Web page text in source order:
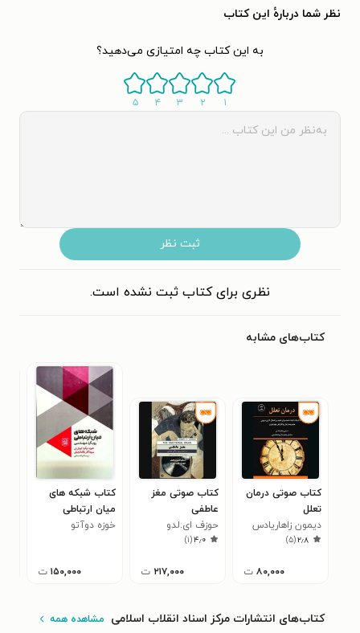
نظر شما دربارهٔ این کتاب
به این کتاب چه امتیازی می‌دهید؟
۱ ۲ ۳ ۴ ۵
ثبت نظر
نظری برای کتاب ثبت نشده است.
کتاب‌های مشابه
کتاب صوتی درمان
تعلل
دیمون زاهاریادس
۲٫۸(۵)
۸۰,۰۰۰ ت
کتاب صوتی مغز
عاطفی
حوزف ای.لدو
۴٫۰(۱)
۲۱۷,۰۰۰ ت
کتاب شبکه های
میان ارتباطی
خوزه دوآتو
۱۵۰,۰۰۰ ت
کتاب‌های انتشارات مرکز اسناد انقلاب اسلامی مشاهده همه